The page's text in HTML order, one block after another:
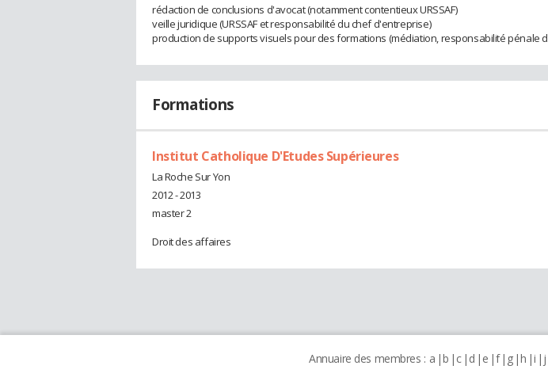
rédaction de conclusions d'avocat (notamment contentieux URSSAF)
veille juridique (URSSAF et responsabilité du chef d'entreprise)
production de supports visuels pour des formations (médiation, responsabilité pénale
Formations
Institut Catholique D'Etudes Supérieures
La Roche Sur Yon
2012 - 2013
master 2
Droit des affaires
Annuaire des membres : a b c d e f g h i j